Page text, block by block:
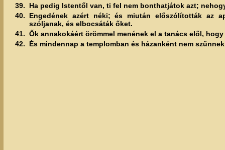
39.
Ha pedig Istentől van, ti fel nem bonthatjátok azt;
40.
Engedének azért néki; és miután előszólították az
szóljanak, és elbocsáták őket.
41. Ők annakokáért örömmel menének el a tanács elől,
42.
És mindennap a templomban és házanként nem